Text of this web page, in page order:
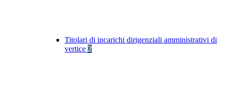
Titolari di incarichi dirigenziali amministrativi di
vertice 2